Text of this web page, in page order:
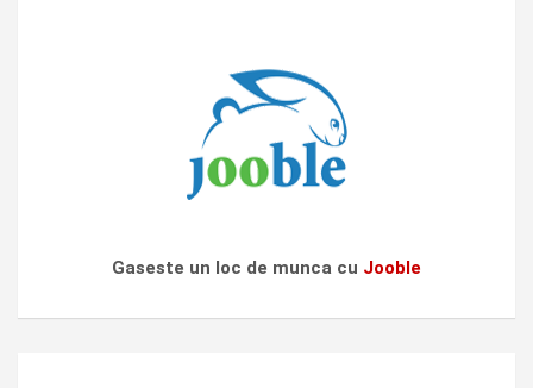
Gaseste un loc de munca cu Jooble